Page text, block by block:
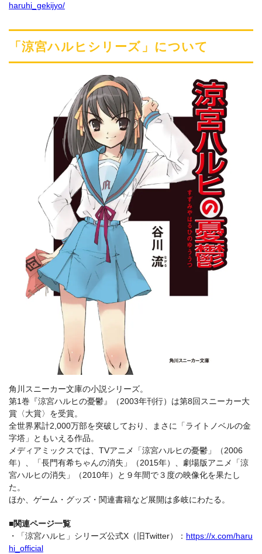
haruhi_gekijyo/
「涼宮ハルヒシリーズ」について
角川スニーカー文庫の小説シリーズ。
第1巻『涼宮ハルヒの憂鬱』（2003年刊行）は第8回スニーカー大
賞〈大賞〉を受賞。
全世界累計2,000万部を突破しており、まさに「ライトノベルの金
字塔」ともいえる作品。
メディアミックスでは、TVアニメ「涼宮ハルヒの憂鬱」（2006
年）、「長門有希ちゃんの消失」（2015年）、劇場版アニメ「涼
宮ハルヒの消失」（2010年）と９年間で３度の映像化を果たし
た。
ほか、ゲーム・グッズ・関連書籍など展開は多岐にわたる。
■関連ページ一覧
・「涼宮ハルヒ」シリーズ公式X（旧Twitter）： https://x.com/haru
hi_official